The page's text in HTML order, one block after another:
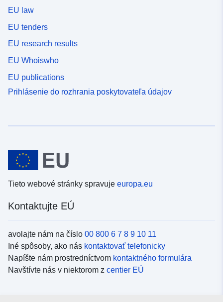
EU law
EU tenders
EU research results
EU Whoiswho
EU publications
Prihlásenie do rozhrania poskytovateľa údajov
Tieto webové stránky spravuje europa.eu
Kontaktujte EÚ
avolajte nám na číslo 00 800 6 7 8 9 10 11
Iné spôsoby, ako nás kontaktovať telefonicky
Napíšte nám prostredníctvom kontaktného formulára
Navštívte nás v niektorom z centier EÚ